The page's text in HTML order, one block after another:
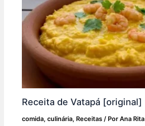
Receita de Vatapá [original]
comida,culinária, Receitas / PorAna Rita